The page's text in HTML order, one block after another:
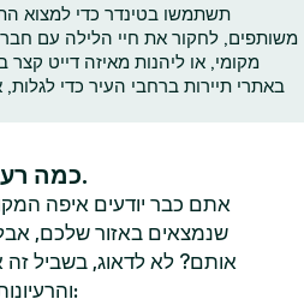
תשתמשו בטינדר כדי למצוא
משותפים, לחקור את חיי הלילה עם
מקומי, או ליהנות מאיזה דייט
באתרי תיירות ברחבי העיר כדי
כמה רעיונות לדייטים בג'יזך.
אתם כבר יודעים איפה
שנמצאים באזור שלכם,
אותם? לא לדאוג, בשביל זה
והרעיונות הכי טובים לדייטים בעיר: